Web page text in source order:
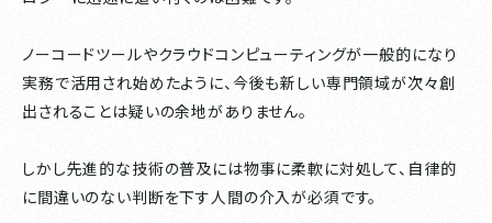
ノーコードツールやクラウドコンピューティングが一般的になり
実務で活用され始めたように、今後も新しい専門領域が次々創
出されることは疑いの余地がありません。
しかし先進的な技術の普及には物事に柔軟に対処して、自律的
に間違いのない判断を下す人間の介入が必須です。